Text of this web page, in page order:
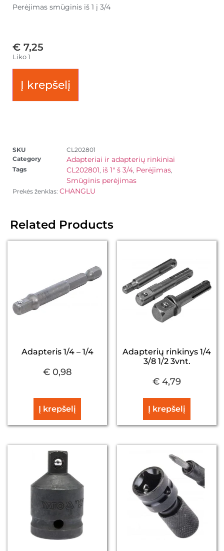
Perėjimas smūginis iš 1 į 3/4
€ 7,25
Liko 1
Į krepšelį
SKU
CL202801
Category
Adapteriai ir adapterių rinkiniai
Tags CL202801, iš 1" š 3/4, Perėjimas,
Smūginis perėjimas
Prekės ženklas: CHANGLU
Related Products
Adapteris 1/4 – 1/4
€0,98
Į krepšelį
Adapterių rinkinys 1/4
3/8 1/2 3vnt.
€ 4,79
Į krepšelį